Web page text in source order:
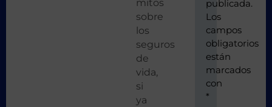
mitos
sobre
los
seguros
de
vida,
si
ya
publicada.
Los
campos
obligatorios
están
marcados
con
*